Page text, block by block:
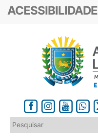
ACESSIBILIDADE